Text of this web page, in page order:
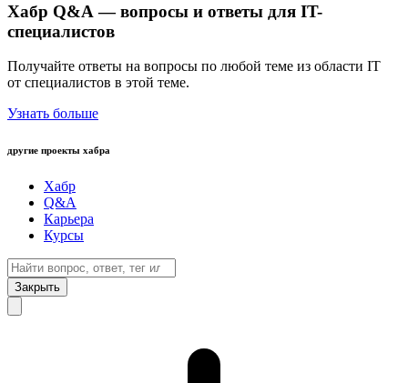
Хабр Q&A — вопросы и ответы для IT-
специалистов
Получайте ответы на вопросы по любой теме из области IT
от специалистов в этой теме.
Узнать больше
другие проекты хабра
Хабр
Q&A
Карьера
Курсы
Закрыть